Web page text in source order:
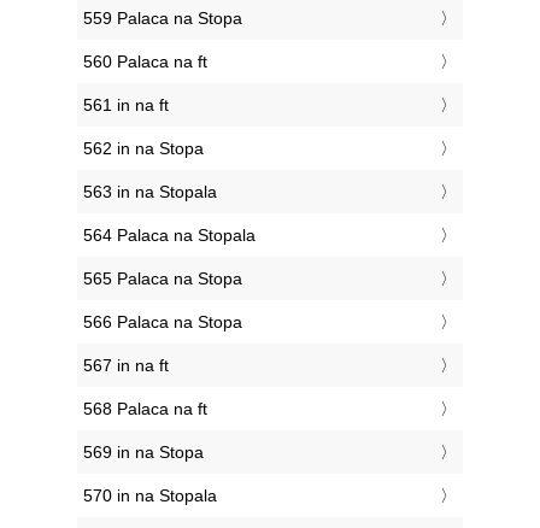
559 Palaca na Stopa
560 Palaca na ft
561 in na ft
562 in na Stopa
563 in na Stopala
564 Palaca na Stopala
565 Palaca na Stopa
566 Palaca na Stopa
567 in na ft
568 Palaca na ft
569 in na Stopa
570 in na Stopala